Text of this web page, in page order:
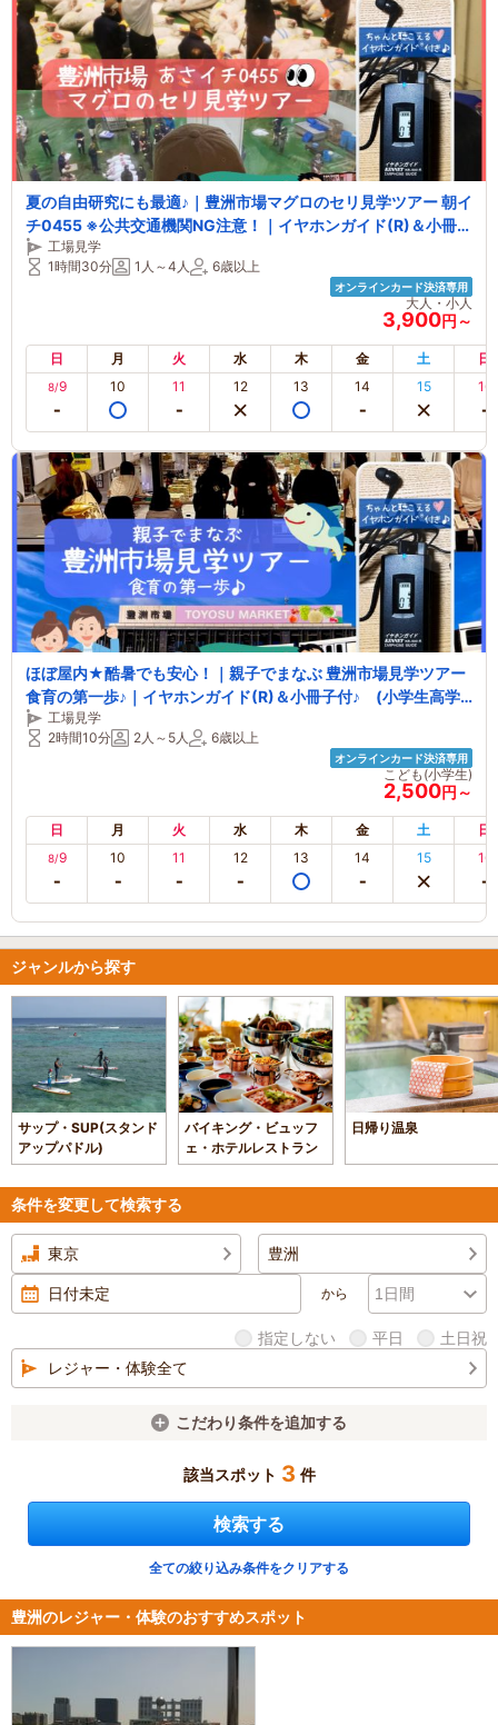
夏の自由研究にも最適♪｜豊洲市場マグロのセリ見学ツアー 朝イ
チ0455 ※公共交通機関NG注意！｜イヤホンガイド(R)＆小冊子
付♪(カップル・ファミリーにおススメ！)
工場見学
1時間30分
1人～4人 6歳以上
オンラインカード決済専用
大人・小人
3,900円～
日 月 火 水 木 金 土 日
8/9 10 11 12 13 14 15 16
ほぼ屋内★酷暑でも安心！｜親子でまなぶ 豊洲市場見学ツアー
食育の第一歩♪｜イヤホンガイド(R)＆小冊子付♪ (小学生高学
年のお子様がいるファミリーにおススメ！)
工場見学
2時間10分
2人～5人 6歳以上
オンラインカード決済専用
こども(小学生)
2,500円～
日 月 火 水 木 金 土 日
8/9 10 11 12 13 14 15 16
ジャンルから探す
サップ・SUP(スタンド
アップパドル)
バイキング・ビュッフ
ェ・ホテルレストラン
日帰り温泉
条件を変更して検索する
東京 豊洲
から
指定しない 平日 土日祝
レジャー・体験全て
こだわり条件を追加する
該当スポット 3 件
検索する
全ての絞り込み条件をクリアする
豊洲のレジャー・体験のおすすめスポット